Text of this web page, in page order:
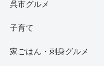
呉市グルメ
子育て
家ごはん・刺身グルメ